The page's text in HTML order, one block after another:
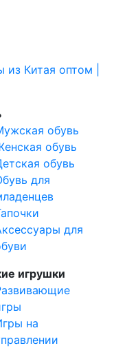
обувь
обувь
обувь
для
для
игрушки
на